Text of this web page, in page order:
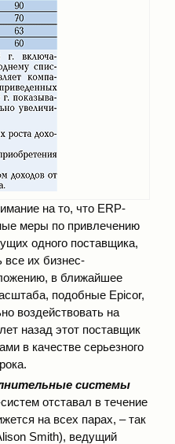
на то, что ERP-
меры по привлечению
одного поставщика,
все их бизнес-
в ближайшее
подобные Epicor,
воздействовать на
назад этот поставщик
в качестве серьезного
системы
отставал в течение
на всех парах, – так
Smith), ведущий